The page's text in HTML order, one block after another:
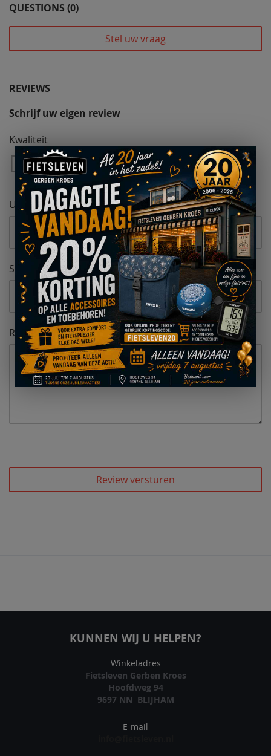
QUESTIONS (0)
Stel uw vraag
REVIEWS
Schrijf uw eigen review
Kwaliteit
1
Star
2
Sterren
3
Sterren
4
Sterren
5
Sterren
Uw naam
Samenvatting
Review
Review versturen
KUNNEN WIJ U HELPEN?
Winkeladres
Fietsleven Gerben Kroes
Hoofdweg 94
9697 NN BLIJHAM
E-mail